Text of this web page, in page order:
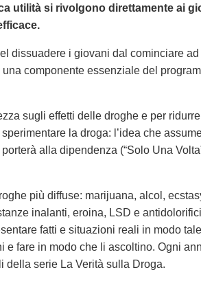
utilità si rivolgono direttamente ai
dissuadere i giovani dal cominciare ad
componente essenziale del
sugli effetti delle droghe e per
la droga: l’idea che
alla dipendenza (“Solo Una
più diffuse: marijuana, alcol,
inalanti, eroina, LSD e antidolorifici.
fatti e situazioni reali in modo
e fare in modo che li ascoltino. Ogni
della serie La Verità sulla Droga.